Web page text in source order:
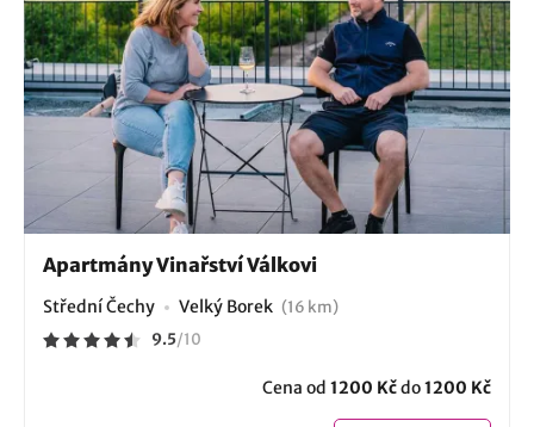
Apartmány Vinařství Válkovi
Střední Čechy Velký Borek (16 km)
9.5/10
Cena od 1200 Kčdo1200 Kč